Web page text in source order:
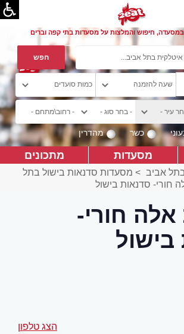
חיפוש והמלצות על מסעדות בתי קפה וברים
כשר מהדרין
מסעדות מתכונים
אביב > מסעדות סדנאות בישול בתל
חורי- סדנאות בישול
חורי-
בישול
הצג טלפון